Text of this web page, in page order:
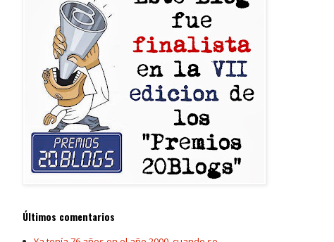
Últimos comentarios